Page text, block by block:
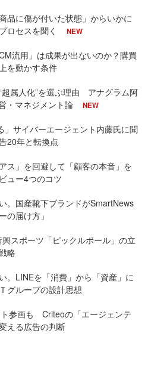
品に傷が付いた状態」からいかに
ロセスを聞く
NEW
流用」は成果が出ないのか？購買
を動かす条件
超属人化”を選ぶ理由 アナグラム阿
・マネジメント論
NEW
」サイバーエージェント内藤氏に聞
20年と転換点
ス」を回避して「顧客の本音」を
ュー4つのコツ
。国産靴下ブランドがSmartNews
の届け方」
興スポーツ「ピックルボール」の立
略
。LINEを「消費」から「資産」に
グループの設計思想
参画も Criteoの「エージェンテ
える広告の判断